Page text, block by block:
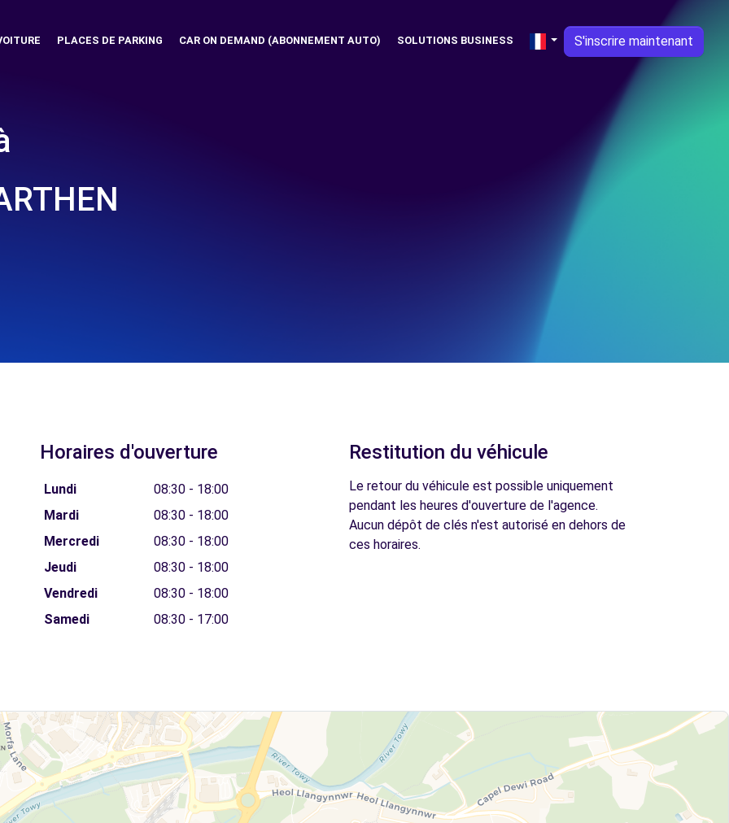
PLACES DE PARKING CAR ON DEMAND (ABONNEMENT AUTO) SOLUTIONS BUSINESS S'inscrire maintenant
Horaires d'ouverture
Lundi
08:30 - 18:00
Mardi
08:30 - 18:00
Mercredi
08:30 - 18:00
Jeudi
08:30 - 18:00
Vendredi
08:30 - 18:00
Samedi
08:30 - 17:00
Restitution du véhicule
Le retour du véhicule est possible uniquement
pendant les heures d'ouverture de l'agence.
Aucun dépôt de clés n'est autorisé en dehors de
ces horaires.